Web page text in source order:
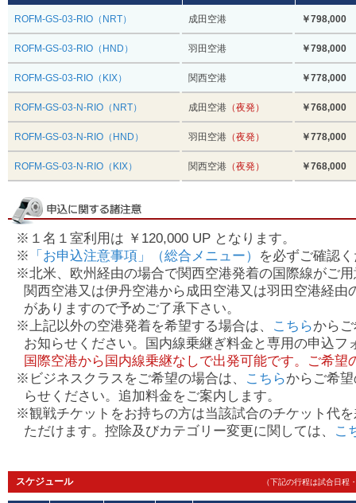
ROFM-GS-03-RIO（NRT） 成田空港 ￥798,000
ROFM-GS-03-RIO（HND） 羽田空港 ￥798,000
ROFM-GS-03-RIO（KIX） 関西空港 ￥778,000
ROFM-GS-03-N-RIO（NRT） 成田空港 （夜発） ￥768,000
ROFM-GS-03-N-RIO（HND） 羽田空港 （夜発） ￥778,000
ROFM-GS-03-N-RIO（KIX） 関西空港 （夜発） ￥768,000
※１名１室利用は ￥120,000 UP となります。
※ 「お申込注意事項」（総合メニュー） を必ずご確認
※北米、欧州経由の場合で関西空港発着の国際線がご
関西空港又は伊丹空港から成田空港又は羽田空港経由
がありますので予めご了承下さい。
※上記以外の空港発着を希望する場合は、 こちらから
お知らせください。国内線乗継ぎ料金と専用の申込フ
国際空港から国内線乗継なしで出発可能です。ご希望
※ビジネスクラスをご希望の場合は、 こちらからご希
らせください。追加料金をご案内します。
※観戦チケットをお持ちの方は当該試合のチケット代
ただけます。控除及びカテゴリー変更に関しては、 こ
スケジュール （下記の行程は試合日程